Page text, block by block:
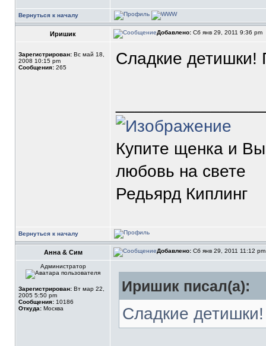
Вернуться к началу
Иришик Добавлено: Сб янв 29, 2011 9:36 pm
Зарегистрирован: Вс май 18,
2008 10:15 pm
Сообщения: 265 Сладкие детишки!
Купите щенка и
любовь на свете
Редьярд Киплинг
Вернуться к началу
Анна & Сим Добавлено: Сб янв 29, 2011 11:12
Администратор
Зарегистрирован: Вт мар 22,
2005 5:50 pm
Сообщения: 10186
Откуда: Москва
Иришик писал(а):
Сладкие